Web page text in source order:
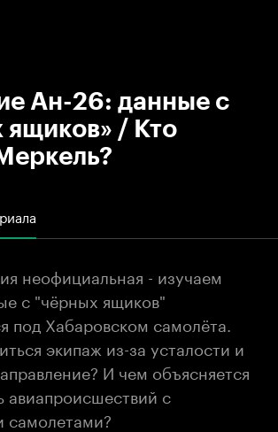
Ан-26: данные с
ящиков» / Кто
неофициальная - изучаем
с "чёрных ящиков"
под Хабаровском самолёта.
экипаж из-за усталости и
И чем объясняется
авиапроисшествий с
самолетами?